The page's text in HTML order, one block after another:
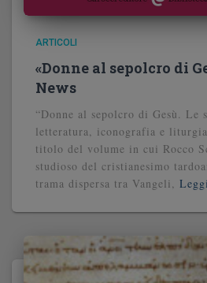
ARTICOLI
«Donne al sepolcro di
News
“Donne al sepolcro di Gesù. Le
letteratura, iconografia e
titolo del volume in cui Rocco
studioso del cristianesimo
trama dispersa tra Vangeli,